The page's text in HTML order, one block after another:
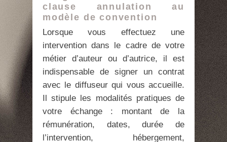
clause annulation au
modèle de convention
Lorsque vous effectuez une
intervention dans le cadre de votre
métier d’auteur ou d’autrice, il est
indispensable de signer un contrat
avec le diffuseur qui vous accueille.
Il stipule les modalités pratiques de
votre échange : montant de la
rémunération, dates, durée de
l’intervention, hébergement,